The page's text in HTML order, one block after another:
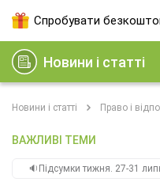
Спробувати
Новини і статті
Новини і статті Право і
ВАЖЛИВІ ТЕМИ
🔉Підсумки тижня. 27-31